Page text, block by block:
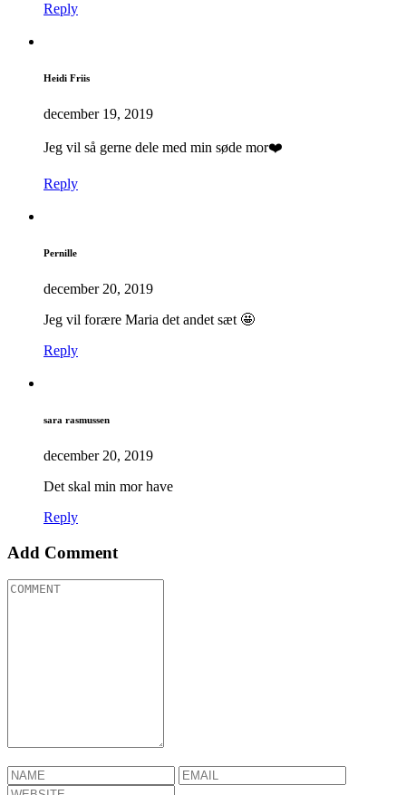
Reply
Heidi Friis
december 19, 2019
Jeg vil så gerne dele med min søde mor❤️
Reply
Pernille
december 20, 2019
Jeg vil forære Maria det andet sæt 🤩
Reply
sara rasmussen
december 20, 2019
Det skal min mor have
Reply
Add Comment